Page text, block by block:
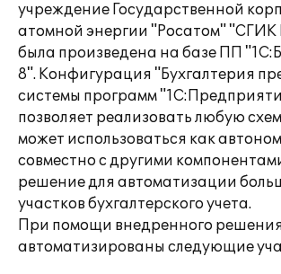
учреждение Государственной
атомной энергии "Росатом" "СГИК
была произведена на базе ПП
8". Конфигурация "Бухгалтерия
системы программ
позволяет реализовать любую
может использоваться как
совместно с другими
решение для автоматизации
участков бухгалтерского учета.
При помощи внедренного решения
автоматизированы следующие